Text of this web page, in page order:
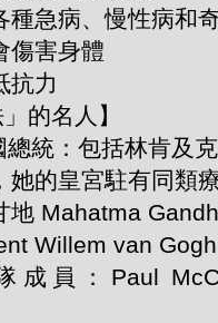
種急病、慢性病和
傷害身體
抗力
的名人】
統：包括林肯及
她的皇宮駐有同類
地 Mahatma
Willem van Gogh
成員：Paul